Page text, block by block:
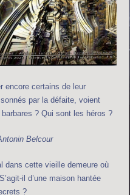
encore certains de leur
par la défaite, voient
? Qui sont les héros ?
Belcour
dans cette vieille demeure où
il d’une maison hantée
?